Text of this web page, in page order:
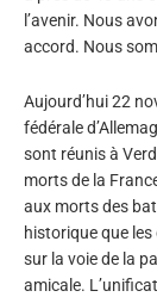
l’avenir. Nous
accord. Nous
Aujourd’hui 22
fédérale
sont réunis à
morts de la
aux morts des
historique que
sur la voie de la
amicale.